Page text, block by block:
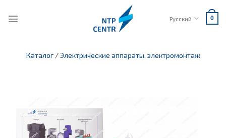
Русский 0
Каталог /Электрические аппараты, электромонтаж